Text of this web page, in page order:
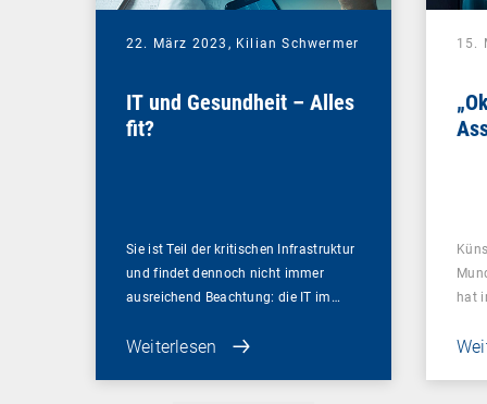
22. März 2023, Kilian Schwermer
IT und Gesundheit – Alles
fit?
Sie ist Teil der kritischen Infrastruktur
und findet dennoch nicht immer
ausreichend Beachtung: die IT im…
Weiterlesen
15.
hat